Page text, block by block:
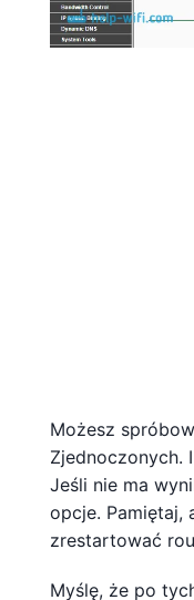
Możesz
Zjednoczonych.
Jeśli nie ma
opcje. Pamiętaj,
zrestartować
Myślę, że po